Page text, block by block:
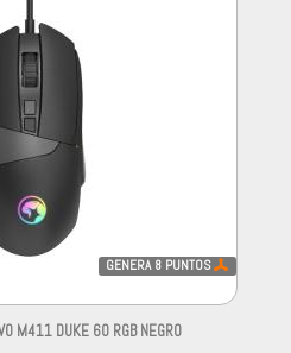
GENERA 8 PUNTOS
M411 DUKE 60 RGB NEGRO